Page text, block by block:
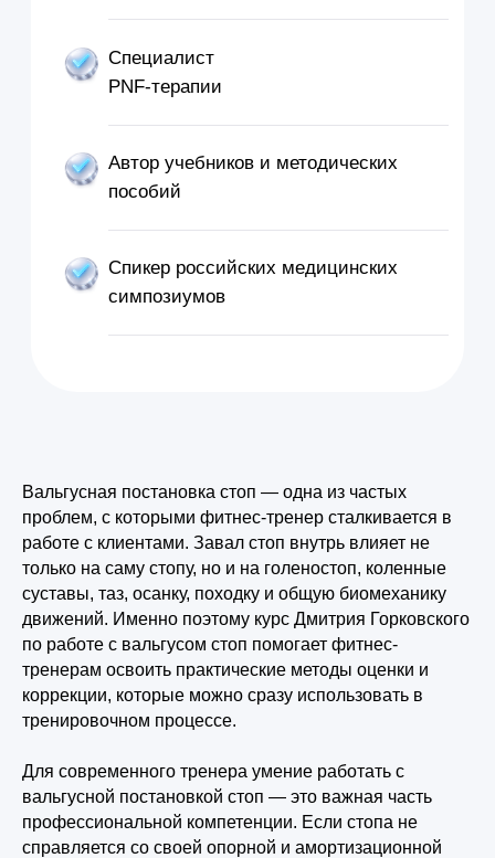
Вальгусная постановка стоп — одна из частых
проблем, с которыми фитнес-тренер сталкивается в
работе с клиентами. Завал стоп внутрь влияет не
только на саму стопу, но и на голеностоп, коленные
суставы, таз, осанку, походку и общую биомеханику
движений. Именно поэтому курс Дмитрия Горковского
по работе с вальгусом стоп помогает фитнес-
тренерам освоить практические методы оценки и
коррекции, которые можно сразу использовать в
тренировочном процессе.
Для современного тренера умение работать с
вальгусной постановкой стоп — это важная часть
профессиональной компетенции. Если стопа не
справляется со своей опорной и амортизационной